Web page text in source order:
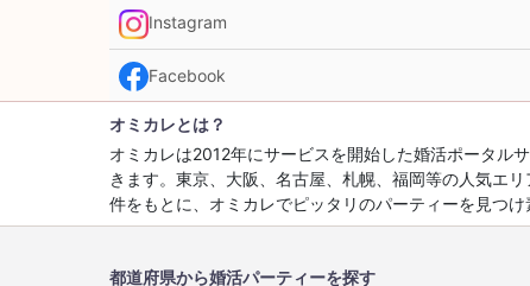
Instagram
Facebook
オミカレとは？
オミカレは2012年にサービスを開始した婚活ポータル
きます。東京、大阪、名古屋、札幌、福岡等の人気エ
件をもとに、オミカレでピッタリのパーティーを見つけ
都道府県から婚活パーティーを探す